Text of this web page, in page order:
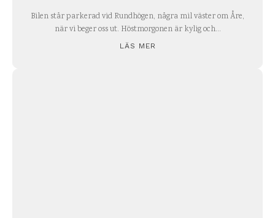
Bilen står parkerad vid Rundhögen, några mil väster om Åre,
när vi beger oss ut. Höstmorgonen är kylig och...
LÄS MER